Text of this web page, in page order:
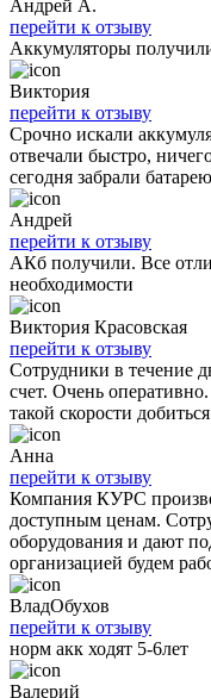
Андрей А.
перейти к отзыву
Аккумуляторы
Виктория
перейти к отзыву
Срочно искали
отвечали быстро,
сегодня забрали
Андрей
перейти к отзыву
АКб получили. Все
необходимости
Виктория Красовская
перейти к отзыву
Сотрудники в течение
счет. Очень
такой скорости добиться
Анна
перейти к отзыву
Компания КУРС
доступным ценам.
оборудования и дают
организацией будем
ВладОбухов
перейти к отзыву
норм акк ходят 5-6лет
Валерий